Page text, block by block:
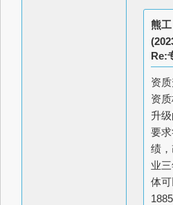
熊工
资
资
升
要
绩
业
体